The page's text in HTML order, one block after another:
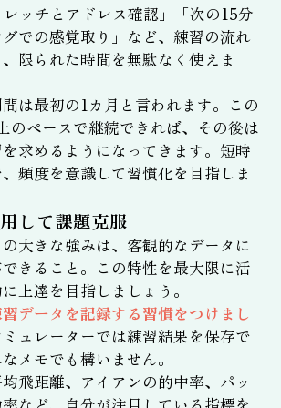
ッチとアドレス確認」「次の15分
での感覚取り」など、練習の流れ
限られた時間を無駄なく使えま
は最初の1カ月と言われます。この
のペースで継続できれば、その後は
求めるようになってきます。短時
頻度を意識して習慣化を目指しま
して課題克服
大きな強みは、客観的なデータに
きること。この特性を最大限に活
上達を目指しましょう。
データを記録する習慣をつけまし
ュレーターでは練習結果を保存で
メモでも構いません。
飛距離、アイアンの的中率、パッ